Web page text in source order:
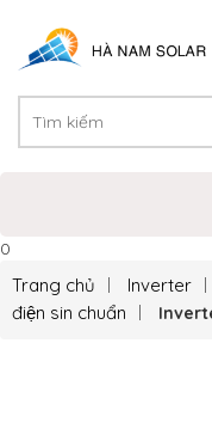
0
Trang chủ Inverter
điện sin chuẩn